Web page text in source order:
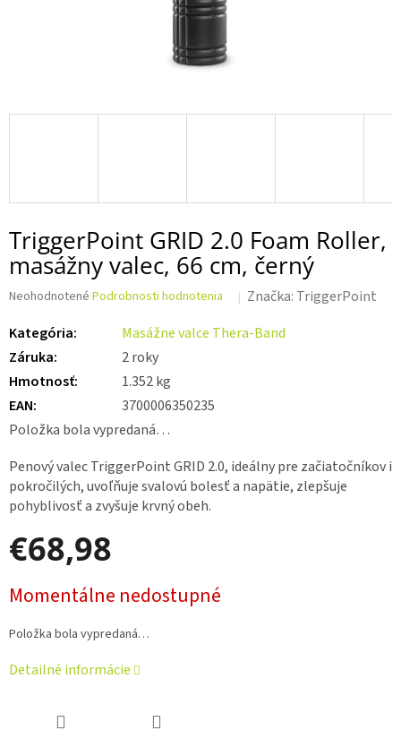
TriggerPoint GRID 2.0 Foam Roller,
masážny valec, 66 cm, černý
Priemerné
produktu
0,0
z 5
hviezdičiek.
Neohodnotené Podrobnosti hodnotenia Značka: TriggerPoint
Kategória:
Masážne valce Thera-Band
Záruka:
2 roky
Hmotnosť:
1.352 kg
EAN:
3700006350235
Položka bola vypredaná…
Penový valec TriggerPoint GRID 2.0, ideálny pre začiatočníkov i
pokročilých, uvoľňuje svalovú bolesť a napätie, zlepšuje
pohyblivosť a zvyšuje krvný obeh.
€68,98
Jednotková
cena:
Momentálne nedostupné
Položka bola vypredaná…
Detailné informácie